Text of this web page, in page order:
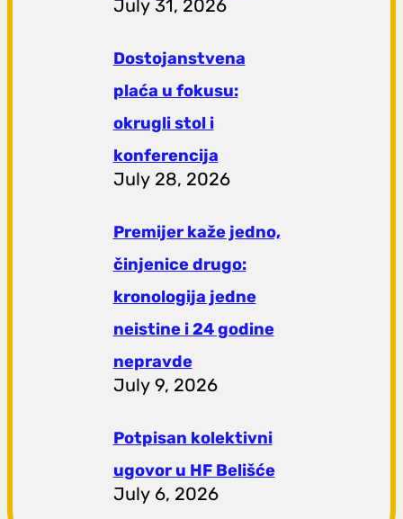
July 31, 2026
Dostojanstvena
plaća u fokusu:
okrugli stol i
konferencija
July 28, 2026
Premijer kaže jedno,
činjenice drugo:
kronologija jedne
neistine i 24 godine
nepravde
July 9, 2026
Potpisan kolektivni
ugovor u HF Belišće
July 6, 2026